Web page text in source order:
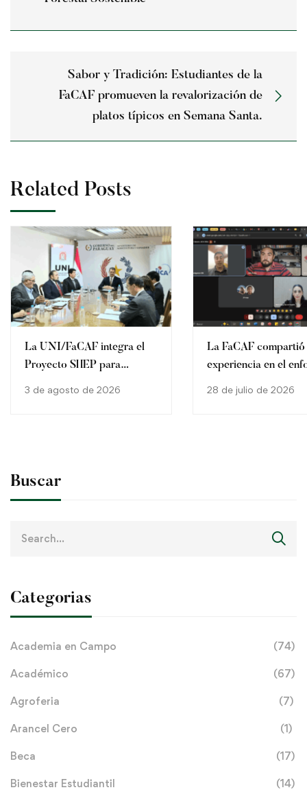
Sabor y Tradición: Estudiantes de la
FaCAF promueven la revalorización de
platos típicos en Semana Santa.
Related Posts
La UNI/FaCAF integra el
Proyecto SHEP para
3 de agosto de 2026
La FaCAF compartió
experiencia en el
28 de julio de 2026
Buscar
Categorias
Academia en Campo (74)
Académico (67)
Agroferia (7)
Arancel Cero (1)
Beca (17)
Bienestar Estudiantil (14)